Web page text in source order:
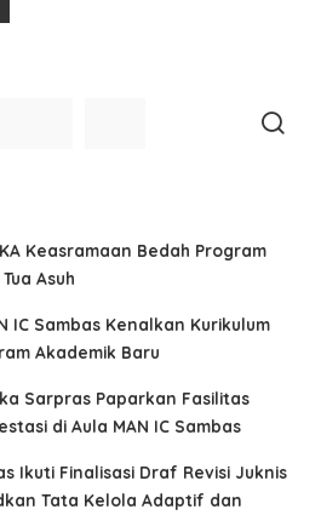
Keasramaan Bedah Program
Asuh
IC Sambas Kenalkan Kurikulum
Akademik Baru
Sarpras Paparkan Fasilitas
di Aula MAN IC Sambas
Ikuti Finalisasi Draf Revisi Juknis
Tata Kelola Adaptif dan